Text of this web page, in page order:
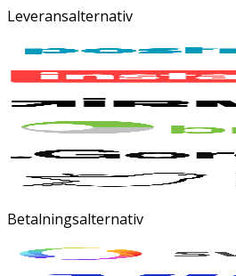
Leveransalternativ
Betalningsalternativ